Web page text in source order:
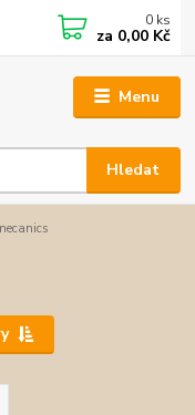
Menu
Hledat
0 ks
za 0,00 Kč